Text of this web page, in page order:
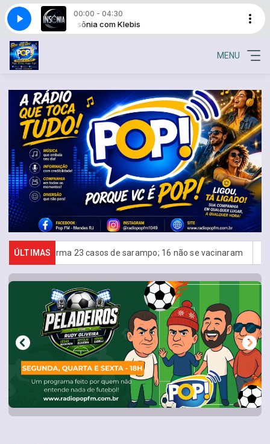
00:00 - 04:30
Insônia com Klebis
MENU
ÚLTIMAS
23 casos de sarampo; 16 não se vacinaram Retiradas da